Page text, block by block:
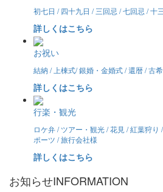
初七日 / 四十九日 / 三回忌 / 七回忌 / 十
詳しくはこちら
お祝い
結納 / 上棟式/ 銀婚・金婚式 / 還暦 / 古
詳しくはこちら
行楽・観光
ロケ弁 / ツアー・観光 / 花見 / 紅葉狩
ポーツ / 旅行会社様
詳しくはこちら
お知らせINFORMATION